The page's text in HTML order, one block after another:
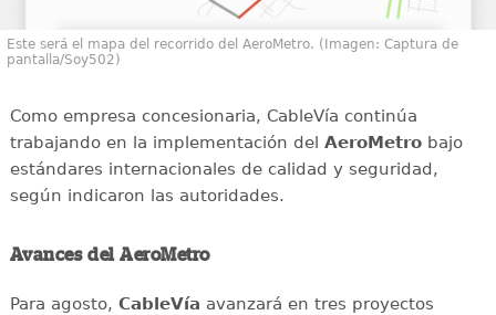
Este será el mapa del recorrido del AeroMetro. (Imagen: Captura de
pantalla/Soy502)
Como empresa concesionaria, CableVía continúa
trabajando en la implementación del AeroMetrobajo
estándares internacionales de calidad y seguridad,
según indicaron las autoridades.
Avances del AeroMetro
Para agosto, CableVía avanzará en tres proyectos